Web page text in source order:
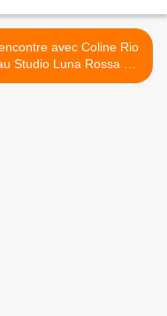
avec Coline Rio
Studio Luna Rossa à
de la sortie de